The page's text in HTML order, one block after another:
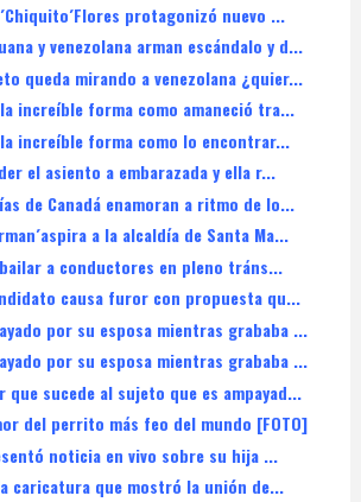
protagonizó nuevo ...
y venezolana arman escándalo y d...
queda mirando a venezolana ¿quier...
increíble forma como amaneció tra...
increíble forma como lo encontrar...
el asiento a embarazada y ella r...
de Canadá enamoran a ritmo de lo...
a la alcaldía de Santa Ma...
a conductores en pleno tráns...
causa furor con propuesta qu...
por su esposa mientras grababa ...
por su esposa mientras grababa ...
que sucede al sujeto que es ampayad...
del perrito más feo del mundo [FOTO]
noticia en vivo sobre su hija ...
caricatura que mostró la unión de...